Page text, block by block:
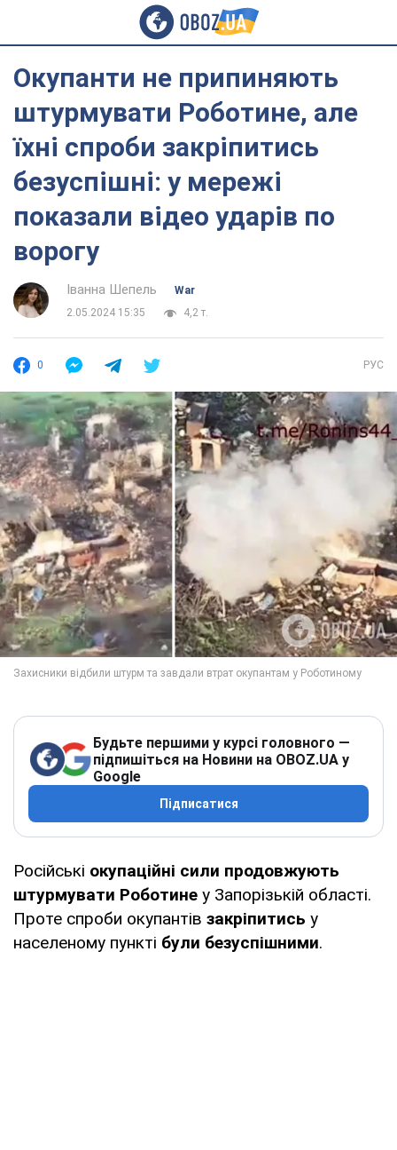
Окупанти не припиняють
штурмувати Роботине, але
їхні спроби закріпитись
безуспішні: у мережі
показали відео ударів по
ворогу
Іванна Шепель
War
2.05.2024 15:35
4,2 т.
0 РУС
Будьте першими у курсі головного —
підпишіться на Новини на OBOZ.UA у
Google
Підписатися
Російські окупаційні сили продовжують
штурмувати Роботине у Запорізькій області.
Проте спроби окупантів закріпитись у
населеному пункті були безуспішними.